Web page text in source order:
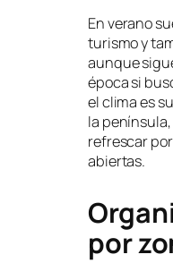
En verano
turismo y
aunque
época si
el clima es
la
refrescar
abiertas.
por